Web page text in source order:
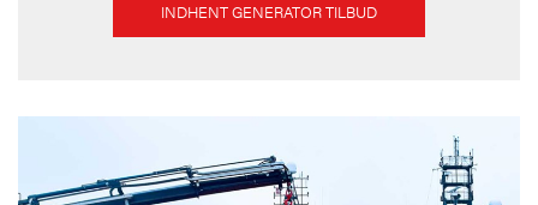
INDHENT GENERATOR TILBUD